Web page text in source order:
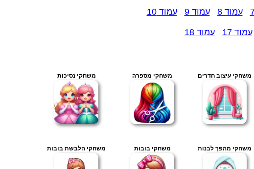
עמוד 8 עמוד 9 עמוד 10
עמוד 17 עמוד 18
משחקי עיצוב חדרים משחקי מספרה משחקי נסיכות
משחקי מהפך לבנות משחקי בובות משחקי הלבשת בובות